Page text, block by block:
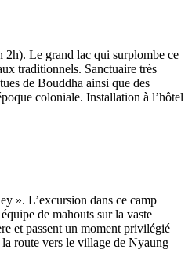
2h). Le grand lac qui surplombe ce
traditionnels. Sanctuaire très
de Bouddha ainsi que des
coloniale. Installation à l’hôtel
». L’excursion dans ce camp
de mahouts sur la vaste
et passent un moment privilégié
route vers le village de Nyaung